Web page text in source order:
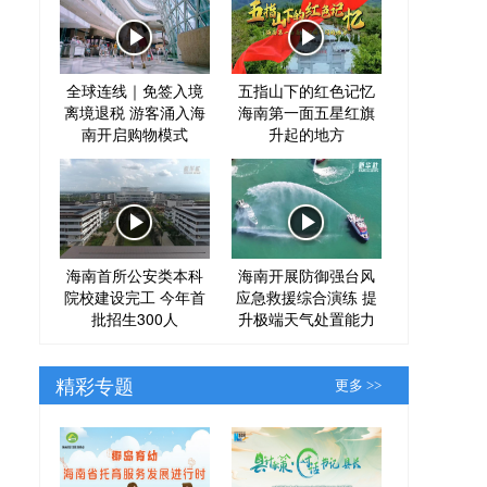
全球连线｜免签入境
离境退税 游客涌入海
南开启购物模式
五指山下的红色记忆
海南第一面五星红旗
升起的地方
海南首所公安类本科
院校建设完工 今年首
批招生300人
海南开展防御强台风
应急救援综合演练 提
升极端天气处置能力
精彩专题 更多 >>